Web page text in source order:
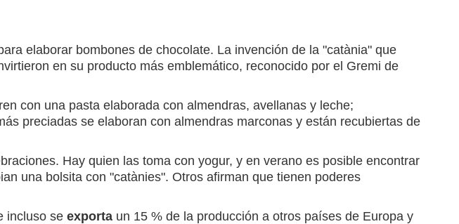
elaborar bombones de chocolate. La invención de la "catània" que
en su producto más emblemático, reconocido por el Gremi de
con una pasta elaborada con almendras, avellanas y leche;
preciadas se elaboran con almendras marconas y están recubiertas de
Hay quien las toma con yogur, y en verano es posible encontrar
una bolsita con "catànies". Otros afirman que tienen poderes
incluso se exporta un 15 % de la producción a otros países de Europa y